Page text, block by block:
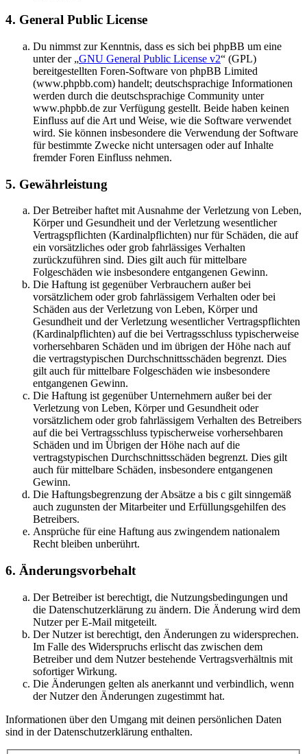
4. General Public License
Du nimmst zur Kenntnis, dass es sich bei phpBB um eine
unter der „GNU General Public License v2“ (GPL)
bereitgestellten Foren-Software von phpBB Limited
(www.phpbb.com) handelt; deutschsprachige Informationen
werden durch die deutschsprachige Community unter
www.phpbb.de zur Verfügung gestellt. Beide haben keinen
Einfluss auf die Art und Weise, wie die Software verwendet
wird. Sie können insbesondere die Verwendung der Software
für bestimmte Zwecke nicht untersagen oder auf Inhalte
fremder Foren Einfluss nehmen.
5. Gewährleistung
Der Betreiber haftet mit Ausnahme der Verletzung von Leben,
Körper und Gesundheit und der Verletzung wesentlicher
Vertragspflichten (Kardinalpflichten) nur für Schäden, die auf
ein vorsätzliches oder grob fahrlässiges Verhalten
zurückzuführen sind. Dies gilt auch für mittelbare
Folgeschäden wie insbesondere entgangenen Gewinn.
Die Haftung ist gegenüber Verbrauchern außer bei
vorsätzlichem oder grob fahrlässigem Verhalten oder bei
Schäden aus der Verletzung von Leben, Körper und
Gesundheit und der Verletzung wesentlicher Vertragspflichten
(Kardinalpflichten) auf die bei Vertragsschluss typischerweise
vorhersehbaren Schäden und im übrigen der Höhe nach auf
die vertragstypischen Durchschnittsschäden begrenzt. Dies
gilt auch für mittelbare Folgeschäden wie insbesondere
entgangenen Gewinn.
Die Haftung ist gegenüber Unternehmern außer bei der
Verletzung von Leben, Körper und Gesundheit oder
vorsätzlichem oder grob fahrlässigem Verhalten des Betreibers
auf die bei Vertragsschluss typischerweise vorhersehbaren
Schäden und im Übrigen der Höhe nach auf die
vertragstypischen Durchschnittsschäden begrenzt. Dies gilt
auch für mittelbare Schäden, insbesondere entgangenen
Gewinn.
Die Haftungsbegrenzung der Absätze a bis c gilt sinngemäß
auch zugunsten der Mitarbeiter und Erfüllungsgehilfen des
Betreibers.
Ansprüche für eine Haftung aus zwingendem nationalem
Recht bleiben unberührt.
6. Änderungsvorbehalt
Der Betreiber ist berechtigt, die Nutzungsbedingungen und
die Datenschutzerklärung zu ändern. Die Änderung wird dem
Nutzer per E-Mail mitgeteilt.
Der Nutzer ist berechtigt, den Änderungen zu widersprechen.
Im Falle des Widerspruchs erlischt das zwischen dem
Betreiber und dem Nutzer bestehende Vertragsverhältnis mit
sofortiger Wirkung.
Die Änderungen gelten als anerkannt und verbindlich, wenn
der Nutzer den Änderungen zugestimmt hat.
Informationen über den Umgang mit deinen persönlichen Daten
sind in der Datenschutzerklärung enthalten.